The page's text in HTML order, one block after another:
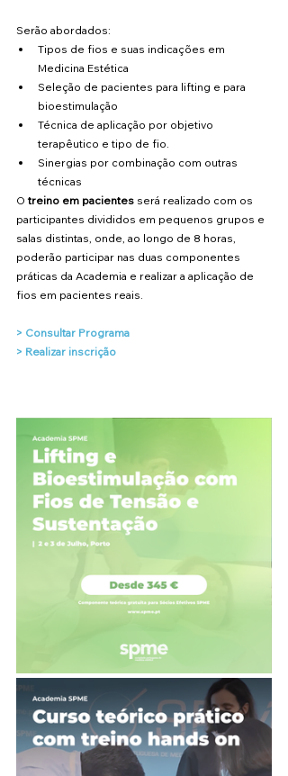
Serão abordados:
Tipos de fios e suas indicações em
Medicina Estética
Seleção de pacientes para lifting e para
bioestimulação
Técnica de aplicação por objetivo
terapêutico e tipo de fio.
Sinergias por combinação com outras
técnicas
O treino em pacientes será realizado com os
participantes divididos em pequenos grupos e
salas distintas, onde, ao longo de 8 horas,
poderão participar nas duas componentes
práticas da Academia e realizar a aplicação de
fios em pacientes reais.
> Consultar Programa
> Realizar inscrição